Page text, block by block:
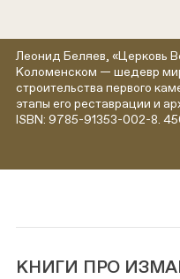
Леонид Беляев, «Церковь
Коломенском — шедевр
строительства первого
этапы его реставрации и
ISBN: 9785-91353-002-8.
КНИГИ ПРО